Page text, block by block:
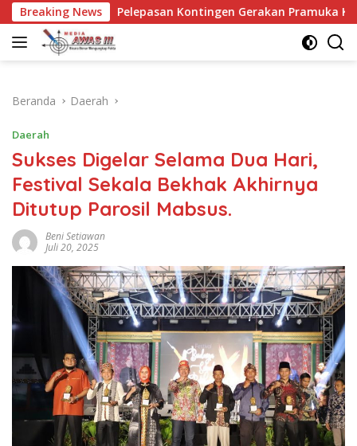
Langsung
ke
konten
Breaking News
Kontingen Gerakan Pramuka Kota Kediri yang akan
Beranda Daerah
Daerah
Sukses Digelar Selama Dua Hari,
Festival Sekala Bekhak Akhirnya
Ditutup Parosil Mabsus.
Beni Setiawan
Juli 20, 2025